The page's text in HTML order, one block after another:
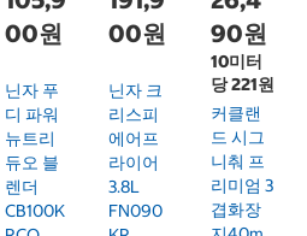
00원
닌자 푸
디 파워
뉴트리
듀오 블
렌더
CB100K
00원
닌자 크
리스피
에어프
라이어
3.8L
FN090
90원
10미터
당 221원
커클랜
드 시그
니춰 프
리미엄 3
겹화장